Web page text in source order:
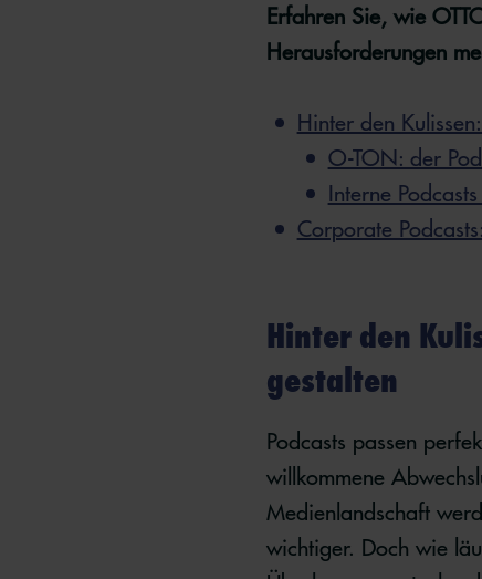
Erfahren Sie, wie
Herausforderungen
Hinter den
O-TON: der
Interne
Corporate
Hinter den
gestalten
Podcasts passen
willkommene
Medienlandschaft
wichtiger. Doch wie